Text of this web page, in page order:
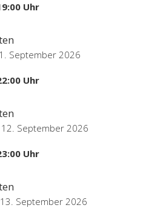
Uhr
September 2026
Uhr
12. September 2026
Uhr
September 2026